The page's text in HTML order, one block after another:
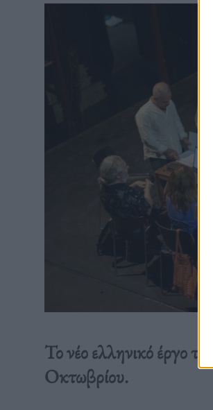
Το νέο ελληνικό έργο
Οκτωβρίου.